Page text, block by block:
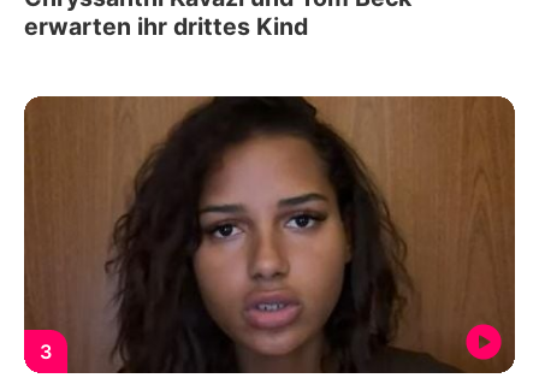
erwarten ihr drittes Kind
3